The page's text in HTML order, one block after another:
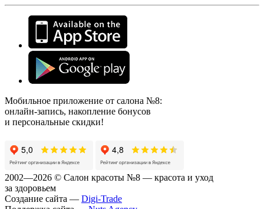
Мобильное приложение от салона №8:
онлайн-запись, накопление бонусов
и персональные скидки!
2002—2026 © Салон красоты №8 — красота и уход
за здоровьем
Создание сайта — Digi-Trade